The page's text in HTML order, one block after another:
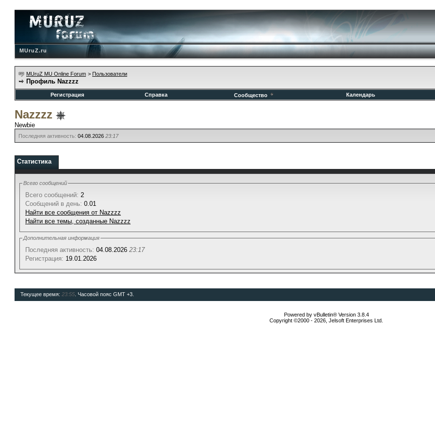
MUruZ.ru
MUruZ MU Online Forum > Пользователи
Профиль Nazzzz
Регистрация
Справка Сообщество Календарь
Nazzzz
Newbie
Последняя активность: 04.08.2026 23:17
Статистика
Всего сообщений
Всего сообщений: 2
Сообщений в день: 0.01
Найти все сообщения от Nazzzz
Найти все темы, созданные Nazzzz
Дополнительная информация
Последняя активность: 04.08.2026 23:17
Регистрация: 19.01.2026
Текущее время: 23:55 . Часовой пояс GMT +3.
Powered by vBulletin® Version 3.8.4
Copyright ©2000 - 2026, Jelsoft Enterprises Ltd.